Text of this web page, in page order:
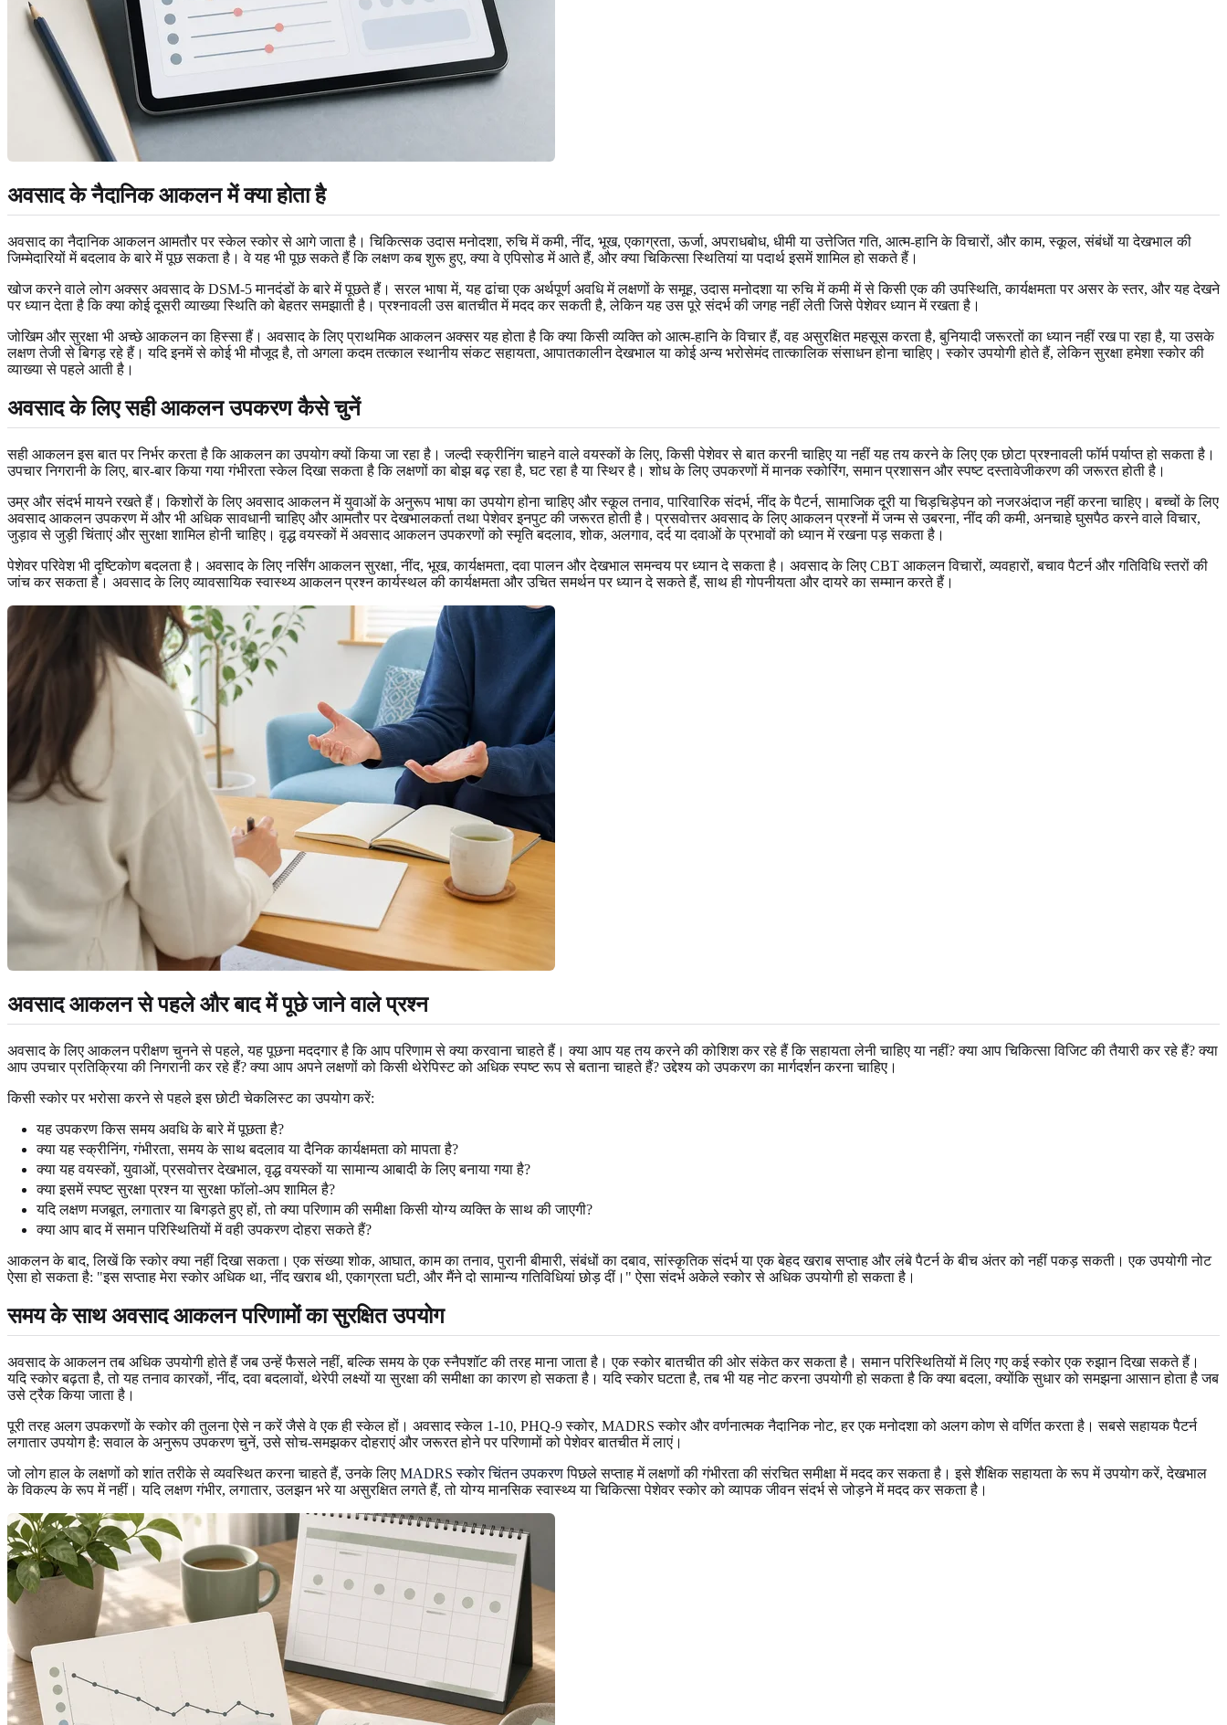
अवसाद के नैदानिक आकलन में क्या होता है
अवसाद का नैदानिक आकलन आमतौर पर स्केल स्कोर से आगे जाता है। चिकित्सक उदास मनोदशा, रुचि में कमी, नींद, भूख, एकाग्रता, ऊर्जा, अपराधबोध, धीमी या उत्तेजित गति, आत्म-हानि के विचारों, और काम, स्कूल, संबंधों या देखभाल की
जिम्मेदारियों में बदलाव के बारे में पूछ सकता है। वे यह भी पूछ सकते हैं कि लक्षण कब शुरू हुए, क्या वे एपिसोड में आते हैं, और क्या चिकित्सा स्थितियां या पदार्थ इसमें शामिल हो सकते हैं।
खोज करने वाले लोग अक्सर अवसाद के DSM-5 मानदंडों के बारे में पूछते हैं। सरल भाषा में, यह ढांचा एक अर्थपूर्ण अवधि में लक्षणों के समूह, उदास मनोदशा या रुचि में कमी में से किसी एक की उपस्थिति, कार्यक्षमता पर असर के स्तर, और यह देखने
पर ध्यान देता है कि क्या कोई दूसरी व्याख्या स्थिति को बेहतर समझाती है। प्रश्नावली उस बातचीत में मदद कर सकती है, लेकिन यह उस पूरे संदर्भ की जगह नहीं लेती जिसे पेशेवर ध्यान में रखता है।
जोखिम और सुरक्षा भी अच्छे आकलन का हिस्सा हैं। अवसाद के लिए प्राथमिक आकलन अक्सर यह होता है कि क्या किसी व्यक्ति को आत्म-हानि के विचार हैं, वह असुरक्षित महसूस करता है, बुनियादी जरूरतों का ध्यान नहीं रख पा रहा है, या उसके
लक्षण तेजी से बिगड़ रहे हैं। यदि इनमें से कोई भी मौजूद है, तो अगला कदम तत्काल स्थानीय संकट सहायता, आपातकालीन देखभाल या कोई अन्य भरोसेमंद तात्कालिक संसाधन होना चाहिए। स्कोर उपयोगी होते हैं, लेकिन सुरक्षा हमेशा स्कोर की
व्याख्या से पहले आती है।
अवसाद के लिए सही आकलन उपकरण कैसे चुनें
सही आकलन इस बात पर निर्भर करता है कि आकलन का उपयोग क्यों किया जा रहा है। जल्दी स्क्रीनिंग चाहने वाले वयस्कों के लिए, किसी पेशेवर से बात करनी चाहिए या नहीं यह तय करने के लिए एक छोटा प्रश्नावली फॉर्म पर्याप्त हो सकता है।
उपचार निगरानी के लिए, बार-बार किया गया गंभीरता स्केल दिखा सकता है कि लक्षणों का बोझ बढ़ रहा है, घट रहा है या स्थिर है। शोध के लिए उपकरणों में मानक स्कोरिंग, समान प्रशासन और स्पष्ट दस्तावेजीकरण की जरूरत होती है।
उम्र और संदर्भ मायने रखते हैं। किशोरों के लिए अवसाद आकलन में युवाओं के अनुरूप भाषा का उपयोग होना चाहिए और स्कूल तनाव, पारिवारिक संदर्भ, नींद के पैटर्न, सामाजिक दूरी या चिड़चिड़ेपन को नजरअंदाज नहीं करना चाहिए। बच्चों के लिए
अवसाद आकलन उपकरण में और भी अधिक सावधानी चाहिए और आमतौर पर देखभालकर्ता तथा पेशेवर इनपुट की जरूरत होती है। प्रसवोत्तर अवसाद के लिए आकलन प्रश्नों में जन्म से उबरना, नींद की कमी, अनचाहे घुसपैठ करने वाले विचार,
जुड़ाव से जुड़ी चिंताएं और सुरक्षा शामिल होनी चाहिए। वृद्ध वयस्कों में अवसाद आकलन उपकरणों को स्मृति बदलाव, शोक, अलगाव, दर्द या दवाओं के प्रभावों को ध्यान में रखना पड़ सकता है।
पेशेवर परिवेश भी दृष्टिकोण बदलता है। अवसाद के लिए नर्सिंग आकलन सुरक्षा, नींद, भूख, कार्यक्षमता, दवा पालन और देखभाल समन्वय पर ध्यान दे सकता है। अवसाद के लिए CBT आकलन विचारों, व्यवहारों, बचाव पैटर्न और गतिविधि स्तरों की
जांच कर सकता है। अवसाद के लिए व्यावसायिक स्वास्थ्य आकलन प्रश्न कार्यस्थल की कार्यक्षमता और उचित समर्थन पर ध्यान दे सकते हैं, साथ ही गोपनीयता और दायरे का सम्मान करते हैं।
अवसाद आकलन से पहले और बाद में पूछे जाने वाले प्रश्न
अवसाद के लिए आकलन परीक्षण चुनने से पहले, यह पूछना मददगार है कि आप परिणाम से क्या करवाना चाहते हैं। क्या आप यह तय करने की कोशिश कर रहे हैं कि सहायता लेनी चाहिए या नहीं? क्या आप चिकित्सा विजिट की तैयारी कर रहे हैं? क्या
आप उपचार प्रतिक्रिया की निगरानी कर रहे हैं? क्या आप अपने लक्षणों को किसी थेरेपिस्ट को अधिक स्पष्ट रूप से बताना चाहते हैं? उद्देश्य को उपकरण का मार्गदर्शन करना चाहिए।
किसी स्कोर पर भरोसा करने से पहले इस छोटी चेकलिस्ट का उपयोग करें:
यह उपकरण किस समय अवधि के बारे में पूछता है?
क्या यह स्क्रीनिंग, गंभीरता, समय के साथ बदलाव या दैनिक कार्यक्षमता को मापता है?
क्या यह वयस्कों, युवाओं, प्रसवोत्तर देखभाल, वृद्ध वयस्कों या सामान्य आबादी के लिए बनाया गया है?
क्या इसमें स्पष्ट सुरक्षा प्रश्न या सुरक्षा फॉलो-अप शामिल है?
यदि लक्षण मजबूत, लगातार या बिगड़ते हुए हों, तो क्या परिणाम की समीक्षा किसी योग्य व्यक्ति के साथ की जाएगी?
क्या आप बाद में समान परिस्थितियों में वही उपकरण दोहरा सकते हैं?
आकलन के बाद, लिखें कि स्कोर क्या नहीं दिखा सकता। एक संख्या शोक, आघात, काम का तनाव, पुरानी बीमारी, संबंधों का दबाव, सांस्कृतिक संदर्भ या एक बेहद खराब सप्ताह और लंबे पैटर्न के बीच अंतर को नहीं पकड़ सकती। एक उपयोगी नोट
ऐसा हो सकता है: "इस सप्ताह मेरा स्कोर अधिक था, नींद खराब थी, एकाग्रता घटी, और मैंने दो सामान्य गतिविधियां छोड़ दीं।" ऐसा संदर्भ अकेले स्कोर से अधिक उपयोगी हो सकता है।
समय के साथ अवसाद आकलन परिणामों का सुरक्षित उपयोग
अवसाद के आकलन तब अधिक उपयोगी होते हैं जब उन्हें फैसले नहीं, बल्कि समय के एक स्नैपशॉट की तरह माना जाता है। एक स्कोर बातचीत की ओर संकेत कर सकता है। समान परिस्थितियों में लिए गए कई स्कोर एक रुझान दिखा सकते हैं।
यदि स्कोर बढ़ता है, तो यह तनाव कारकों, नींद, दवा बदलावों, थेरेपी लक्ष्यों या सुरक्षा की समीक्षा का कारण हो सकता है। यदि स्कोर घटता है, तब भी यह नोट करना उपयोगी हो सकता है कि क्या बदला, क्योंकि सुधार को समझना आसान होता है जब
उसे ट्रैक किया जाता है।
पूरी तरह अलग उपकरणों के स्कोर की तुलना ऐसे न करें जैसे वे एक ही स्केल हों। अवसाद स्केल 1-10, PHQ-9 स्कोर, MADRS स्कोर और वर्णनात्मक नैदानिक नोट, हर एक मनोदशा को अलग कोण से वर्णित करता है। सबसे सहायक पैटर्न
लगातार उपयोग है: सवाल के अनुरूप उपकरण चुनें, उसे सोच-समझकर दोहराएं और जरूरत होने पर परिणामों को पेशेवर बातचीत में लाएं।
जो लोग हाल के लक्षणों को शांत तरीके से व्यवस्थित करना चाहते हैं, उनके लिए MADRS स्कोर चिंतन उपकरणपिछले सप्ताह में लक्षणों की गंभीरता की संरचित समीक्षा में मदद कर सकता है। इसे शैक्षिक सहायता के रूप में उपयोग करें, देखभाल
के विकल्प के रूप में नहीं। यदि लक्षण गंभीर, लगातार, उलझन भरे या असुरक्षित लगते हैं, तो योग्य मानसिक स्वास्थ्य या चिकित्सा पेशेवर स्कोर को व्यापक जीवन संदर्भ से जोड़ने में मदद कर सकता है।